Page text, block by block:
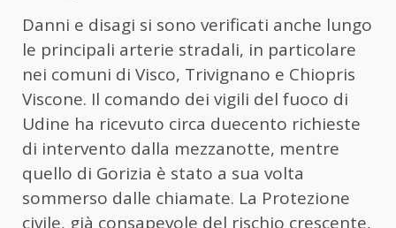
Danni e disagi si sono verificati anche lungo
le principali arterie stradali, in particolare
nei comuni di Visco, Trivignano e Chiopris
Viscone. Il comando dei vigili del fuoco di
Udine ha ricevuto circa duecento richieste
di intervento dalla mezzanotte, mentre
quello di Gorizia è stato a sua volta
sommerso dalle chiamate. La Protezione
civile, già consapevole del rischio crescente,